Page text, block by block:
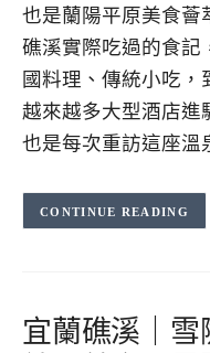
也是蘭陽平原美食薈
礁溪實際吃過的食記
國料理、傳統小吃
越來越多大型酒店進
也是每次重訪這座
CONTINUE READING
宜蘭礁溪｜